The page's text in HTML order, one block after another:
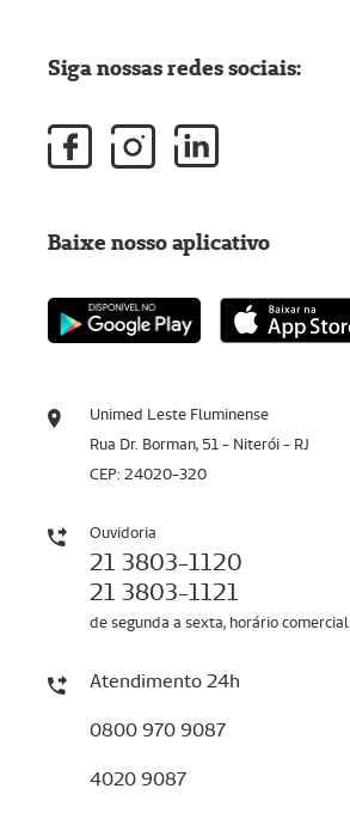
Unimed Leste Fluminense
Rua Dr. Borman, 51 - Niterói - RJ
CEP: 24020-320
Ouvidoria
21 3803-1120
21 3803-1121
de segunda a sexta, horário comercial
Atendimento 24h
0800 970 9087
4020 9087
Siga nossas redes sociais:
Baixe nosso aplicativo